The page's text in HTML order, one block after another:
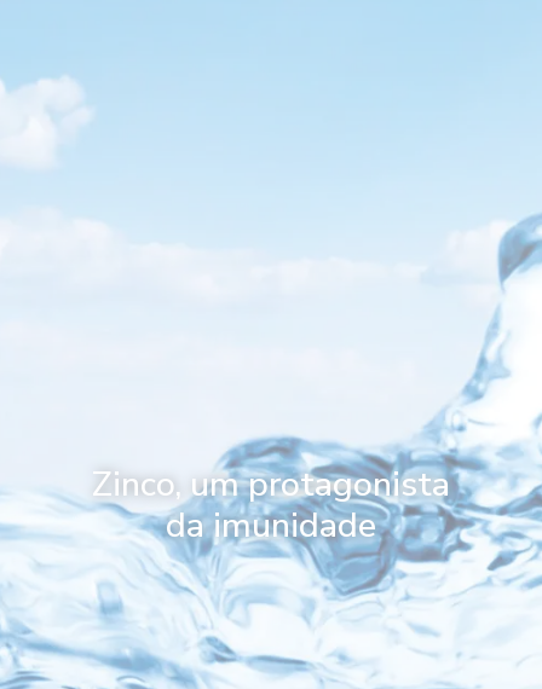
Zinco, um protagonista
da imunidade